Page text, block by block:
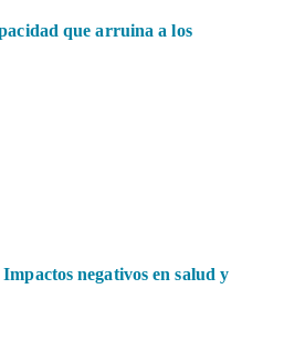
que arruina a los
negativos en salud y